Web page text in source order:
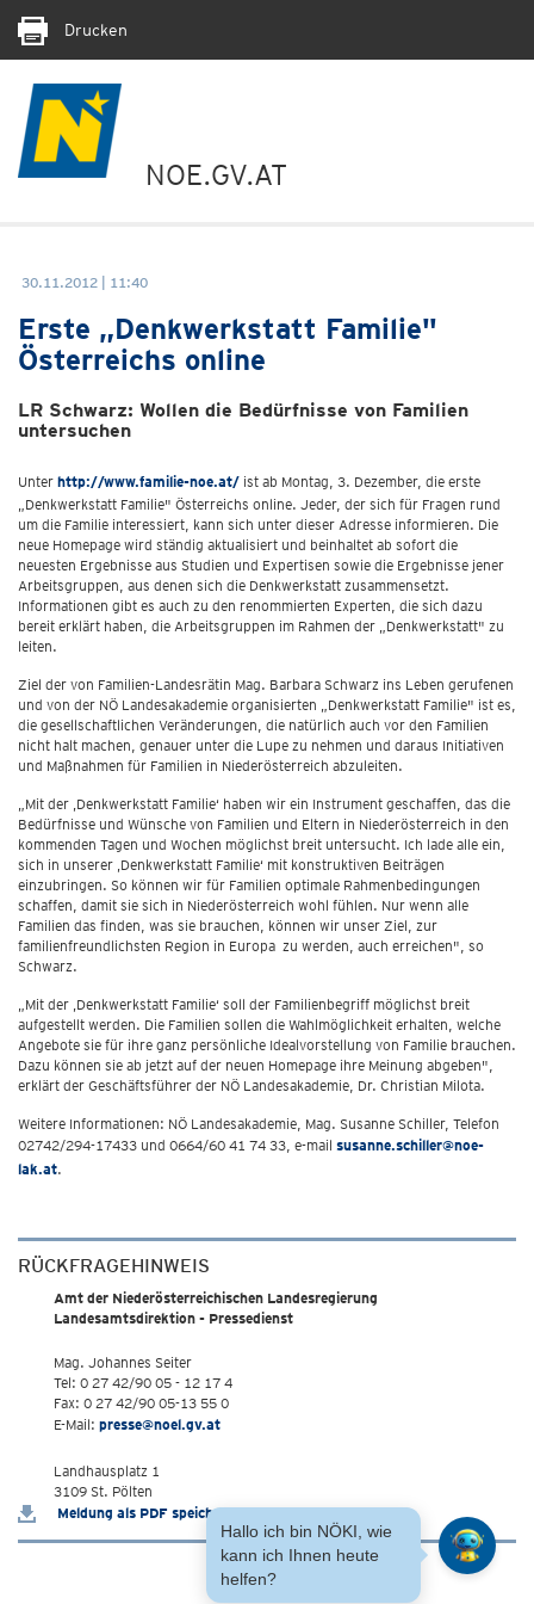
Drucken
NOE.GV.AT
30.11.2012 | 11:40
Erste „Denkwerkstatt Familie"
Österreichs online
LR Schwarz: Wollen die Bedürfnisse von Familien
untersuchen
Unter http://www.familie-noe.at/ ist ab Montag, 3. Dezember, die erste
„Denkwerkstatt Familie" Österreichs online. Jeder, der sich für Fragen rund
um die Familie interessiert, kann sich unter dieser Adresse informieren. Die
neue Homepage wird ständig aktualisiert und beinhaltet ab sofort die
neuesten Ergebnisse aus Studien und Expertisen sowie die Ergebnisse jener
Arbeitsgruppen, aus denen sich die Denkwerkstatt zusammensetzt.
Informationen gibt es auch zu den renommierten Experten, die sich dazu
bereit erklärt haben, die Arbeitsgruppen im Rahmen der „Denkwerkstatt" zu
leiten.
Ziel der von Familien-Landesrätin Mag. Barbara Schwarz ins Leben gerufenen
und von der NÖ Landesakademie organisierten „Denkwerkstatt Familie" ist es,
die gesellschaftlichen Veränderungen, die natürlich auch vor den Familien
nicht halt machen, genauer unter die Lupe zu nehmen und daraus Initiativen
und Maßnahmen für Familien in Niederösterreich abzuleiten.
„Mit der ‚Denkwerkstatt Familie‘ haben wir ein Instrument geschaffen, das die
Bedürfnisse und Wünsche von Familien und Eltern in Niederösterreich in den
kommenden Tagen und Wochen möglichst breit untersucht. Ich lade alle ein,
sich in unserer ‚Denkwerkstatt Familie‘ mit konstruktiven Beiträgen
einzubringen. So können wir für Familien optimale Rahmenbedingungen
schaffen, damit sie sich in Niederösterreich wohl fühlen. Nur wenn alle
Familien das finden, was sie brauchen, können wir unser Ziel, zur
familienfreundlichsten Region in Europa zu werden, auch erreichen", so
Schwarz.
„Mit der ‚Denkwerkstatt Familie‘ soll der Familienbegriff möglichst breit
aufgestellt werden. Die Familien sollen die Wahlmöglichkeit erhalten, welche
Angebote sie für ihre ganz persönliche Idealvorstellung von Familie brauchen.
Dazu können sie ab jetzt auf der neuen Homepage ihre Meinung abgeben",
erklärt der Geschäftsführer der NÖ Landesakademie, Dr. Christian Milota.
Weitere Informationen: NÖ Landesakademie, Mag. Susanne Schiller, Telefon
02742/294-17433 und 0664/60 41 74 33, e-mail susanne.schiller@noe-
lak.at.
RÜCKFRAGEHINWEIS
Amt der Niederösterreichischen Landesregierung
Landesamtsdirektion - Pressedienst
Mag. Johannes Seiter
Tel: 0 27 42/90 05 - 12 17 4
Fax: 0 27 42/90 05-13 55 0
E-Mail: presse@noel.gv.at
Landhausplatz 1
3109 St. Pölten
Meldung als PDF speichern
Hallo ich bin NÖKI, wie
kann ich Ihnen heute
helfen?